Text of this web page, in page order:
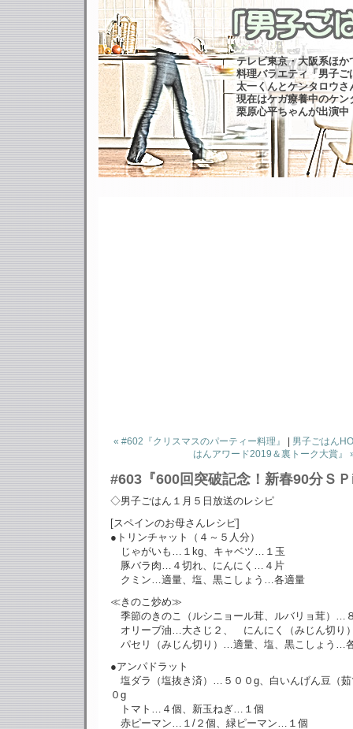
テレビ東京・大阪系ほか
料理バラエティ「男子ご
太一くんとケンタロウ
現在はケガ療養中のケン
栗原心平ちゃんが出演中
« #602『クリスマスのパーティー料理』
男子ごはん
はんアワード2019＆裏トーク大賞』
#603『600回突破記念！新春90分Ｓ
◇男子ごはん１月５日放送のレシピ
[スペインのお母さんレシピ]
●トリンチャット（４～５人分）
じゃがいも…１kg、キャベツ…１玉
豚バラ肉…４切れ、にんにく…４片
クミン…適量、塩、黒こしょう…各適量
≪きのこ炒め≫
季節のきのこ（ルシニョール茸、ルバリョ茸）…
オリーブ油…大さじ２、 にんにく（みじん切り
パセリ（みじん切り）…適量、塩、黒こしょう…
●アンパドラット
塩ダラ（塩抜き済）…５００g、白いんげん豆（
０g
トマト…４個、新玉ねぎ…１個
赤ピーマン…１/２個、緑ピーマン…１個